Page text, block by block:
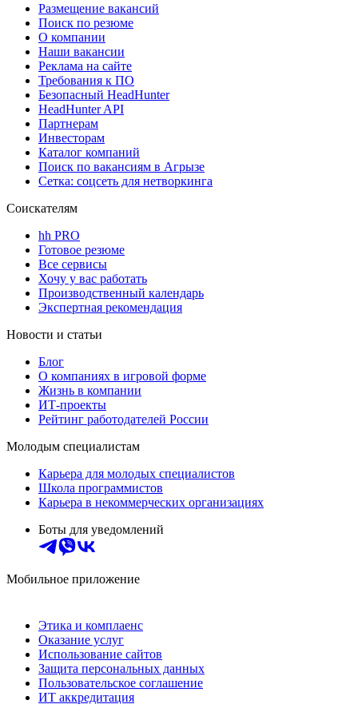
Размещение вакансий
Поиск по резюме
О компании
Наши вакансии
Реклама на сайте
Требования к ПО
Безопасный HeadHunter
HeadHunter API
Партнерам
Инвесторам
Каталог компаний
Поиск по вакансиям в Агрызе
Сетка: соцсеть для нетворкинга
Соискателям
hh PRO
Готовое резюме
Все сервисы
Хочу у вас работать
Производственный календарь
Экспертная рекомендация
Новости и статьи
Блог
О компаниях в игровой форме
Жизнь в компании
ИТ-проекты
Рейтинг работодателей России
Молодым специалистам
Карьера для молодых специалистов
Школа программистов
Карьера в некоммерческих организациях
Боты для уведомлений
Мобильное приложение
Этика и комплаенс
Оказание услуг
Использование сайтов
Защита персональных данных
Пользовательское соглашение
ИТ аккредитация